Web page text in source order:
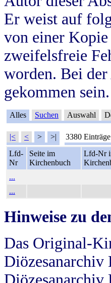
Er weist auf
von einer
zweifelsfreie
worden. Bei
gekommen
Alles Suchen Auswahl
|< < > >| 3380
Lfd-
Nr
Seite im
Kirchenbuch
Lfd-Nr
...
...
Hinweise zu
Das Original-